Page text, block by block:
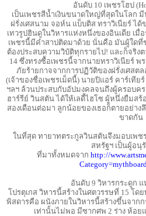
อันดับ 10 เพชรโฮป
เป็นเพชรสีนํ้าเงินขนาดใหญ่ที่สุดในโลก
ฝรั่งเศสนาม จอห์น แบ็บติส ทราวิเนียร์ ไ
เทวรูปฮินดูในวิหารแห่งหนึ่งของอินเดีย เมื่
เพชรนี้มีคําสาปติดมาด้วย นั่นคือ มันผู้ใดที่
ต้องประสบความวิบัติทุกรายไป! และก็จริง
14 ซึ่งทรงซื้อเพชรนี้จากนายทราวิเนียร์ พ
ภัยร้ายกาจจากการปฏิวัติของฝรั่งเศสต
(เจ้าของชื่อเพชรเม็ดนี้) นายปิแอร์ คาร์เที
ฯลฯ ล้วนประสบกับอัปมงคลจนถึงผู้ครอบค
ฮาร์รีย์ วินสตัน ได้ให้เลดี้ไฮโซ ผู้หนึ่งยืมส
สองเดือนต่อมา ลูกน้อยของเธอก็ตายอย่า
ขาดกัน
ในที่สุด ทายาทตระกูลวินสตันจึงมอบเพ
สหรัฐฯ เป็นผู้อนุ
ที่มาทั้งหมดจาก http://
อันดับ 9 วิหารกระดูก แ
โปรตุเกส วิหารนี้สร้างในศตวรรษที่ 15 โ
พิสดารคือ ผนังภายในวิหารนี้สร้างขึ้นจาก
เท่านั้นไม่พอ มีซากศพ 2 ร่าง ห้อ